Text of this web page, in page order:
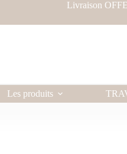
Livraison
Les produits